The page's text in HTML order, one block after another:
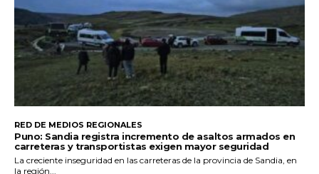
RED DE MEDIOS REGIONALES
Puno: Sandia registra incremento de asaltos armados en
carreteras y transportistas exigen mayor seguridad
La creciente inseguridad en las carreteras de la provincia de Sandia, en
la región...